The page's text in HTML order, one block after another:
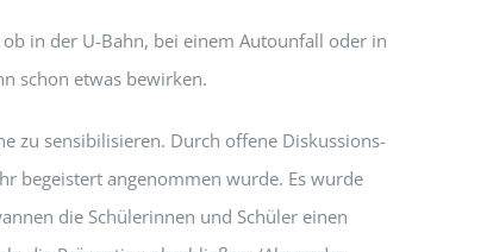
in der U-Bahn, bei einem Autounfall oder in
schon etwas bewirken.
zu sensibilisieren. Durch offene Diskussions-
begeistert angenommen wurde. Es wurde
die Schülerinnen und Schüler einen